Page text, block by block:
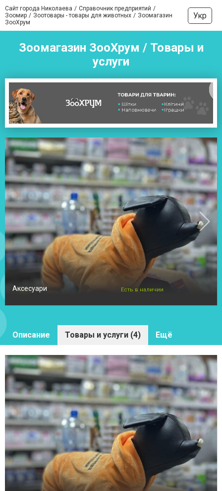
Сайт города Николаева
Справочник предприятий
Зоомир
Зоотовары - товары для животных
Зоомагазин
ЗооХрум
Укр
Зоомагазин ЗооХрум / Товары и
услуги
Аксесуари Есть в наличии
Описание Товары и услуги (4) Ещё